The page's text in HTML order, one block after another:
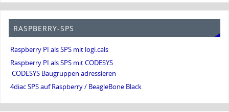
RASPBERRY-SPS
Raspberry PI als SPS mit logi.cals
Raspberry PI als SPS mit CODESYS
CODESYS Baugruppen adressieren
4diac SPS auf Raspberry / BeagleBone Black